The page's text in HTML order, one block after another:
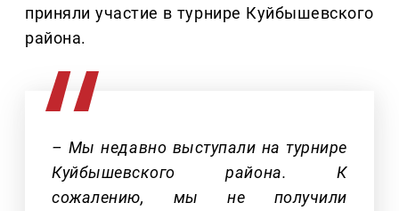
приняли участие в турнире Куйбышевского
района.
– Мы недавно выступали на турнире
Куйбышевского района. К
сожалению, мы не получили